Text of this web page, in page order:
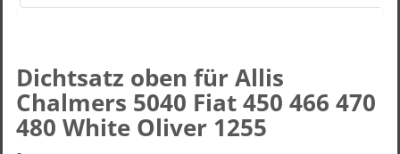
Dichtsatz oben für Allis
Chalmers 5040 Fiat 450 466 470
480 White Oliver 1255